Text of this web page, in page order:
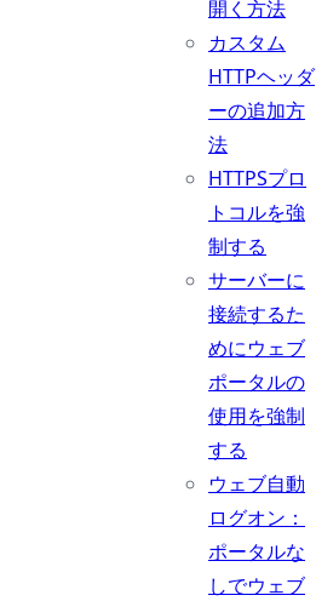
開く方法
カスタム
HTTPヘッダ
ーの追加方
法
HTTPSプロ
トコルを強
制する
サーバーに
接続するた
めにウェブ
ポータルの
使用を強制
する
ウェブ自動
ログオン：
ポータルな
しでウェブ